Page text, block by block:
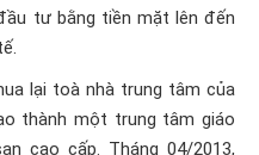
tư bằng tiền mặt lên đến
lại toà nhà trung tâm của
thành một trung tâm giáo
cao cấp. Tháng 04/2013,